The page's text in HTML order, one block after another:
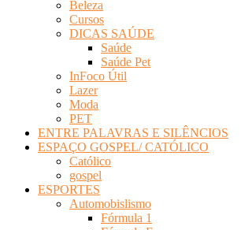
Beleza
Cursos
DICAS SAÚDE
Saúde
Saúde Pet
InFoco Útil
Lazer
Moda
PET
ENTRE PALAVRAS E SILÊNCIOS
ESPAÇO GOSPEL/ CATÓLICO
Católico
gospel
ESPORTES
Automobislismo
Fórmula 1